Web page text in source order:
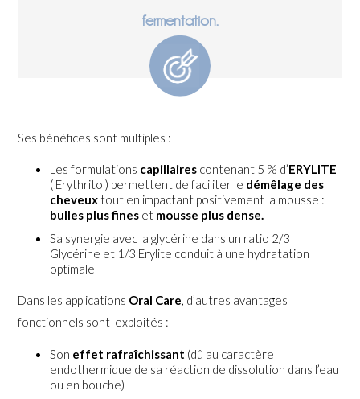
fermentation.
Ses bénéfices sont multiples :
Les formulations capillaires contenant 5 % d’ERYLITE
( Erythritol) permettent de faciliter le démêlage des
cheveux tout en impactant positivement la mousse :
bulles plus fines et mousse plus dense.
Sa synergie avec la glycérine dans un ratio 2/3
Glycérine et 1/3 Erylite conduit à une hydratation
optimale
Dans les applications Oral Care, d’autres avantages
fonctionnels sont exploités :
Son effet rafraîchissant (dû au caractère
endothermique de sa réaction de dissolution dans l’eau
ou en bouche)